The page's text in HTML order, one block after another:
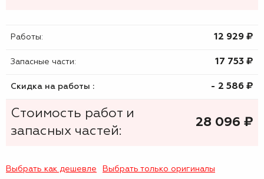
Работы: 12 929 ₷
Запасные части: 17 753 ₷
Скидка на работы : - 2 586 ₷
Стоимость работ и
запасных частей:
28 096 ₷
Выбрать как дешевле Выбрать только оригиналы